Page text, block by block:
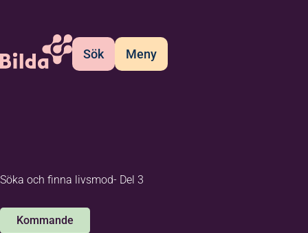
Sök Meny
Söka och finna livsmod- Del 3
Kommande